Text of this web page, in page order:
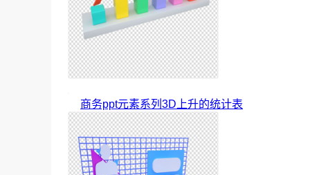
商务ppt元素系列3D上升的统计表